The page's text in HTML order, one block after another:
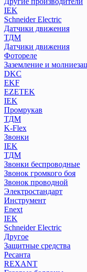
IEK
Schneider Electric
Датчики движения
ТДМ
Датчики движения
Фотореле
Заземление и
DKC
EKF
EZETEK
IEK
Промрукав
ТДМ
K-Flex
Звонки
IEK
ТДМ
Звонки беспроводные
Звонок громкого боя
Звонок проводной
Электростандарт
Инструмент
Enext
IEK
Schneider Electric
Другое
Защитные средства
Ресанта
REXANT